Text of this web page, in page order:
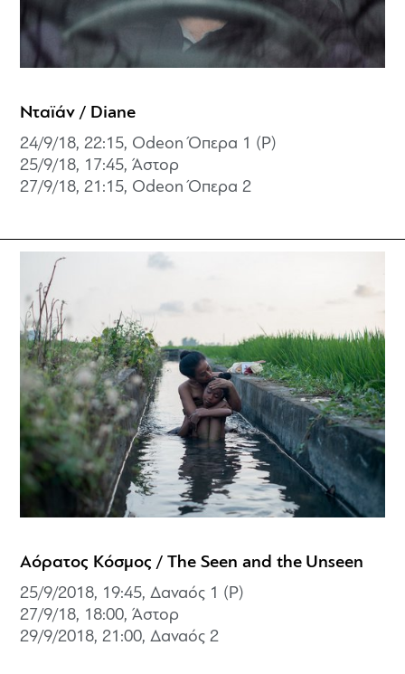
Νταϊάν / Diane
24/9/18, 22:15, Odeon Όπερα 1 (P)
25/9/18, 17:45, Άστορ
27/9/18, 21:15, Odeon Όπερα 2
Αόρατος Κόσμος / The Seen and the Unseen
25/9/2018, 19:45, Δαναός 1 (P)
27/9/18, 18:00, Άστορ
29/9/2018, 21:00,Δαναός 2